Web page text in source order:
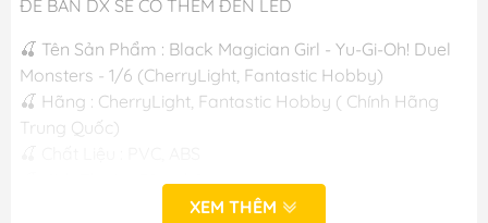
ĐẾ BẢN DX SẼ CÓ THÊM ĐÈN LED
🍒 Tên Sản Phẩm : Black Magician Girl - Yu-Gi-Oh! Duel
Monsters - 1/6 (CherryLight, Fantastic Hobby)
🍒 Hãng : CherryLight, Fantastic Hobby ( Chính Hãng
Trung Quốc)
🍒 Kích Thước: Cập nhật sau
🍒 Ngày Phát Hành: T9/2026
XEM THÊM